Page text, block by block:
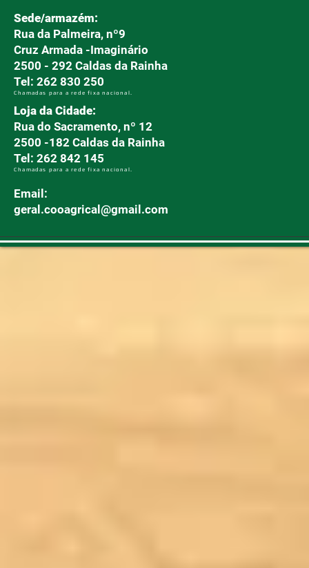
Sede/armazém:
Rua da Palmeira, nº9
Cruz Armada -Imaginário
2500 - 292 Caldas da Rainha
Tel: 262 830 250
Chamadas para a rede fixa nacional.
Loja da Cidade:
Rua do Sacramento, nº 12
2500 -182 Caldas da Rainha
Tel: 262 842 145
Chamadas para a rede fixa nacional.
Email:
geral.cooagrical@gmail.com